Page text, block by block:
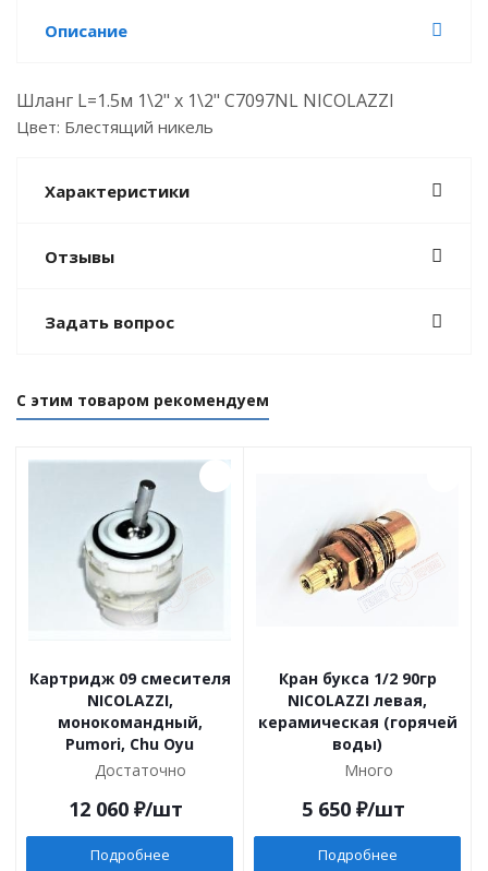
Описание
Шланг L=1.5м 1\2" x 1\2" C7097NL NICOLAZZI
Цвет: Блестящий никель
Характеристики
Отзывы
Задать вопрос
С этим товаром рекомендуем
Картридж 09 смесителя
NICOLAZZI,
монокомандный,
Pumori, Chu Oyu
Достаточно
12 060 ₽/шт
Подробнее
Кран букса 1/2 90гр
NICOLAZZI левая,
керамическая (горячей
воды)
Много
5 650 ₽/шт
Подробнее